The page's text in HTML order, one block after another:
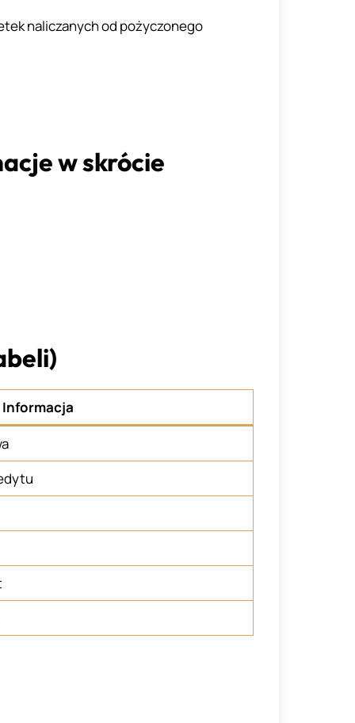
naliczanych od pożyczonego
w skrócie
Informacja